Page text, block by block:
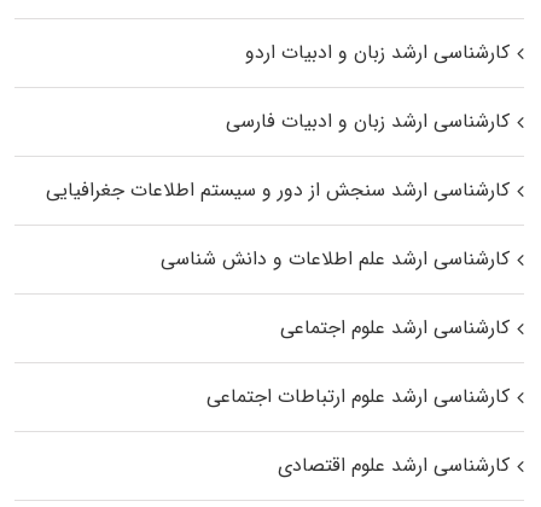
کارشناسی ارشد زبان و ادبیات اردو
کارشناسی ارشد زبان و ادبیات فارسی
کارشناسی ارشد سنجش از دور و سیستم اطلاعات جغرافیایی
کارشناسی ارشد علم اطلاعات و دانش شناسی
کارشناسی ارشد علوم اجتماعی
کارشناسی ارشد علوم ارتباطات اجتماعی
کارشناسی ارشد علوم اقتصادی